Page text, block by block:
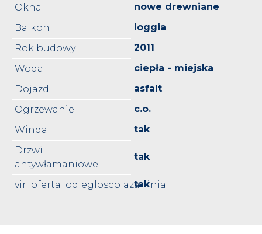
Okna
nowe drewniane
Balkon
loggia
Rok budowy
2011
Woda
ciepła - miejska
Dojazd
asfalt
Ogrzewanie
c.o.
Winda
tak
Drzwi
antywłamaniowe
tak
vir_oferta_odlegloscplaza_linia
tak